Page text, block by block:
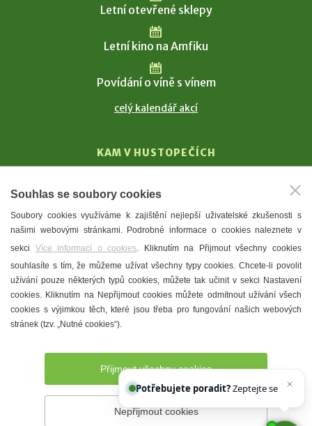
Letní otevřené sklepy
Letní kino na Amfiku
Povídání o víně s vínem
celý kalendář akcí
KAM V HUSTOPEČÍCH
T. G. Masaryk
Mandloně
Ubytování
Restaurace
Městské muzeum a galerie
Denní meníčka
Prohlášení o přístupnosti Správce webu
Souhlas se soubory cookies
Soubory cookies využíváme k zajištění nejlepší uživatelské zkušenosti s
našimi webovými stránkami. Podrobné informace o cookies naleznete v
sekci Více informací o cookies. Kliknutím na Přijmout všechny cookies
souhlasíte s tím, že můžeme užívat všechny typy cookies. Chcete-li povolit
užívání pouze některých typů cookies, můžete tak učinit v sekci Nastavení
cookies. Kliknutím na Nepřijmout cookies můžete odmítnout užívání všech
cookies s výjimkou těch, které jsou třeba pro fungování našich webových
stránek (tzv. „Nutné cookies“).
Přijmout všechny cookies
Nepřijmout cookies
Potřebujete poradit?Zeptejte se našeho asistenta